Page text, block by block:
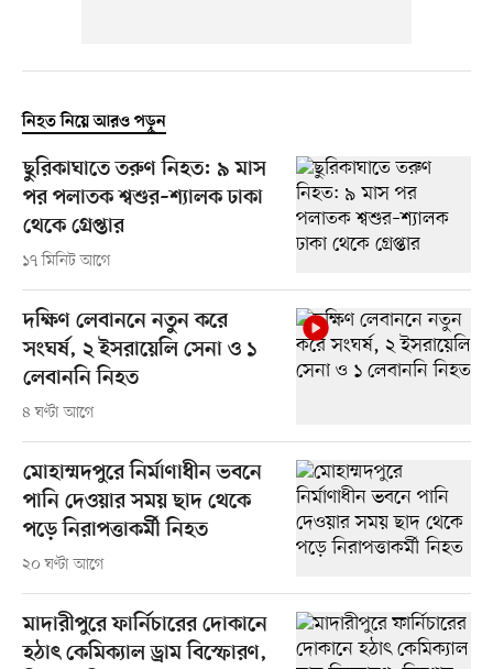
নিহত নিয়ে আরও পড়ুন
ছুরিকাঘাতে তরুণ নিহত: ৯ মাস
পর পলাতক শ্বশুর–শ্যালক ঢাকা
থেকে গ্রেপ্তার
১৭ মিনিট আগে
দক্ষিণ লেবাননে নতুন করে
সংঘর্ষ, ২ ইসরায়েলি সেনা ও ১
লেবাননি নিহত
৪ ঘণ্টা আগে
মোহাম্মদপুরে নির্মাণাধীন ভবনে
পানি দেওয়ার সময় ছাদ থেকে
পড়ে নিরাপত্তাকর্মী নিহত
২০ ঘণ্টা আগে
মাদারীপুরে ফার্নিচারের দোকানে
হঠাৎ কেমিক্যাল ড্রাম বিস্ফোরণ,